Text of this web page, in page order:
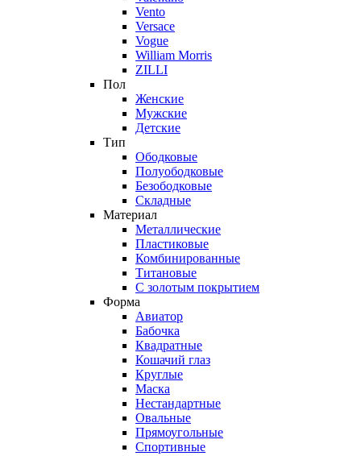
Vento
Versace
Vogue
William Morris
ZILLI
Пол
Женские
Мужские
Детские
Тип
Ободковые
Полуободковые
Безободковые
Складные
Материал
Металлические
Пластиковые
Комбинированные
Титановые
С золотым покрытием
Форма
Авиатор
Бабочка
Квадратные
Кошачий глаз
Круглые
Маска
Нестандартные
Овальные
Прямоугольные
Спортивные